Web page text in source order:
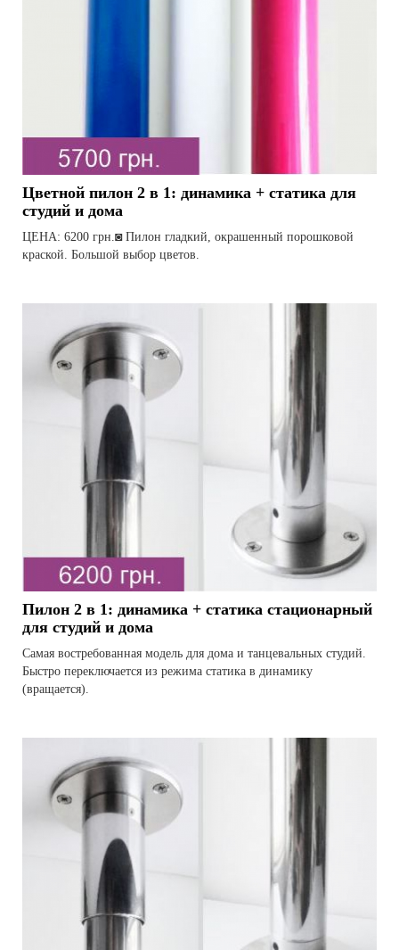
Цветной пилон 2 в 1: динамика + статика для
студий и дома
ЦЕНА: 6200 грн.◙ Пилон гладкий, окрашенный порошковой
краской. Большой выбор цветов.
Пилон 2 в 1: динамика + статика стационарный
для студий и дома
Самая востребованная модель для дома и танцевальных студий.
Быстро переключается из режима статика в динамику
(вращается).